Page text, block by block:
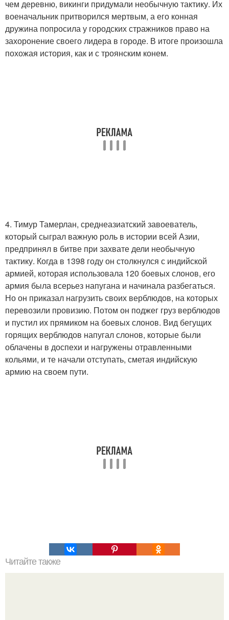
чем деревню, викинги придумали необычную тактику. Их
военачальник притворился мертвым, а его конная
дружина попросила у городских стражников право на
захоронение своего лидера в городе. В итоге произошла
похожая история, как и с троянским конем.
4. Тимур Тамерлан, среднеазиатский завоеватель,
который сыграл важную роль в истории всей Азии,
предпринял в битве при захвате дели необычную
тактику. Когда в 1398 году он столкнулся с индийской
армией, которая использовала 120 боевых слонов, его
армия была всерьез напугана и начинала разбегаться.
Но он приказал нагрузить своих верблюдов, на которых
перевозили провизию. Потом он поджег груз верблюдов
и пустил их прямиком на боевых слонов. Вид бегущих
горящих верблюдов напугал слонов, которые были
облачены в доспехи и нагружены отравленными
кольями, и те начали отступать, сметая индийскую
армию на своем пути.
Читайте также